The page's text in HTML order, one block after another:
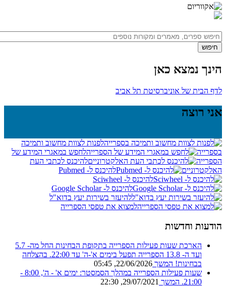
הינך נמצא כאן
לדף הבית של אוניברסיטת תל אביב
אני רוצה
לפנות לצוות מחשוב ותמיכה
בספרייה
לחפש במאגרי המידע של
הספרייה
להיכנס לכתבי העת
האלקטרוניים
להיכנס ל- Pubmed
להיכנס ל- Sciwheel
להיכנס ל- Google Scholar
להיעזר בשירות יעץ בדוא"ל
למצוא את טפסי הספרייה
הודעות וחדשות
הארכת שעות פעילות הספרייה בתקופת הבחינות
החל מה- 5.7
ועד ה- 13.8 הספרייה תפעל בימים א'-ה' עד 22:00. בהצלחה
בבחינות! המשך 22/06/2026, 05:45
שעות פעילות הספרייה במהלך הסמסטר:
ימים א' - ה', 8:00 -
21:00. המשך 29/07/2021, 22:30